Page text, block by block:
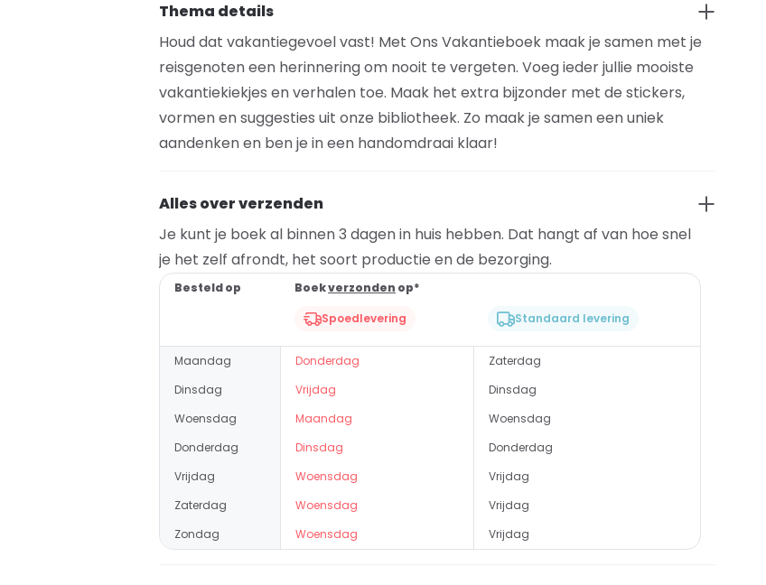
Thema details
Houd dat vakantiegevoel vast! Met Ons Vakantieboek maak je samen met je
reisgenoten een herinnering om nooit te vergeten. Voeg ieder jullie mooiste
vakantiekiekjes en verhalen toe. Maak het extra bijzonder met de stickers,
vormen en suggesties uit onze bibliotheek. Zo maak je samen een uniek
aandenken en ben je in een handomdraai klaar!
Alles over verzenden
Je kunt je boek al binnen 3 dagen in huis hebben. Dat hangt af van hoe snel
je het zelf afrondt, het soort productie en de bezorging.
Besteld op Boekverzonden op*
Spoedlevering
Standaard levering
Maandag Donderdag
Zaterdag
Dinsdag
Vrijdag
Dinsdag
Woensdag
Maandag
Woensdag
Donderdag
Dinsdag
Donderdag
Vrijdag
Woensdag
Vrijdag
Zaterdag
Woensdag
Vrijdag
Zondag
Woensdag Vrijdag